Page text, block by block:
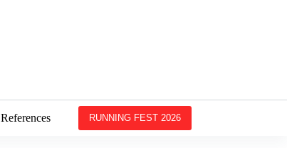
References RUNNING FEST 2026